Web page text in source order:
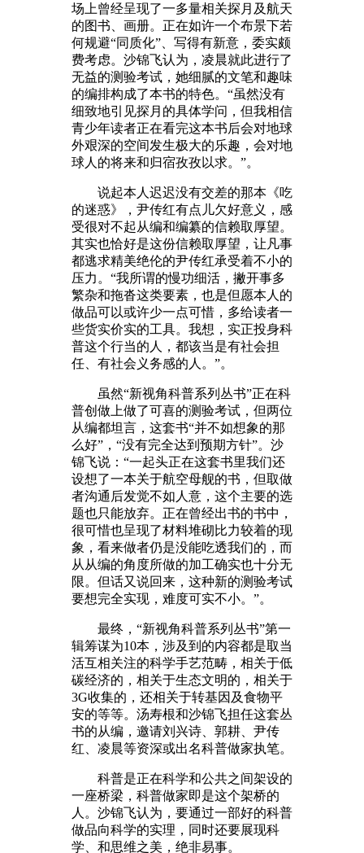
场上曾经呈现了一多量相关探月及航天
的图书、画册。正在如许一个布景下若
何规避“同质化”、写得有新意，委实颇
费考虑。沙锦飞认为，凌晨就此进行了
无益的测验考试，她细腻的文笔和趣味
的编排构成了本书的特色。“虽然没有
细致地引见探月的具体学问，但我相信
青少年读者正在看完这本书后会对地球
外艰深的空间发生极大的乐趣，会对地
球人的将来和归宿孜孜以求。”。
说起本人迟迟没有交差的那本《吃
的迷惑》，尹传红有点儿欠好意义，感
受很对不起从编和编纂的信赖取厚望。
其实也恰好是这份信赖取厚望，让凡事
都逃求精美绝伦的尹传红承受着不小的
压力。“我所谓的慢功细活，撇开事多
繁杂和拖沓这类要素，也是但愿本人的
做品可以或许少一点可惜，多给读者一
些货实价实的工具。我想，实正投身科
普这个行当的人，都该当是有社会担
任、有社会义务感的人。”。
虽然“新视角科普系列丛书”正在科
普创做上做了可喜的测验考试，但两位
从编都坦言，这套书“并不如想象的那
么好”，“没有完全达到预期方针”。沙
锦飞说：“一起头正在这套书里我们还
设想了一本关于航空母舰的书，但取做
者沟通后发觉不如人意，这个主要的选
题也只能放弃。正在曾经出书的书中，
很可惜也呈现了材料堆砌比力较着的现
象，看来做者仍是没能吃透我们的，而
从从编的角度所做的加工确实也十分无
限。但话又说回来，这种新的测验考试
要想完全实现，难度可实不小。”。
最终，“新视角科普系列丛书”第一
辑筹谋为10本，涉及到的内容都是取当
活互相关注的科学手艺范畴，相关于低
碳经济的，相关于生态文明的，相关于
3G收集的，还相关于转基因及食物平
安的等等。汤寿根和沙锦飞担任这套丛
书的从编，邀请刘兴诗、郭耕、尹传
红、凌晨等资深或出名科普做家执笔。
科普是正在科学和公共之间架设的
一座桥梁，科普做家即是这个架桥的
人。沙锦飞认为，要通过一部好的科普
做品向科学的实理，同时还要展现科
学、和思维之美，绝非易事。